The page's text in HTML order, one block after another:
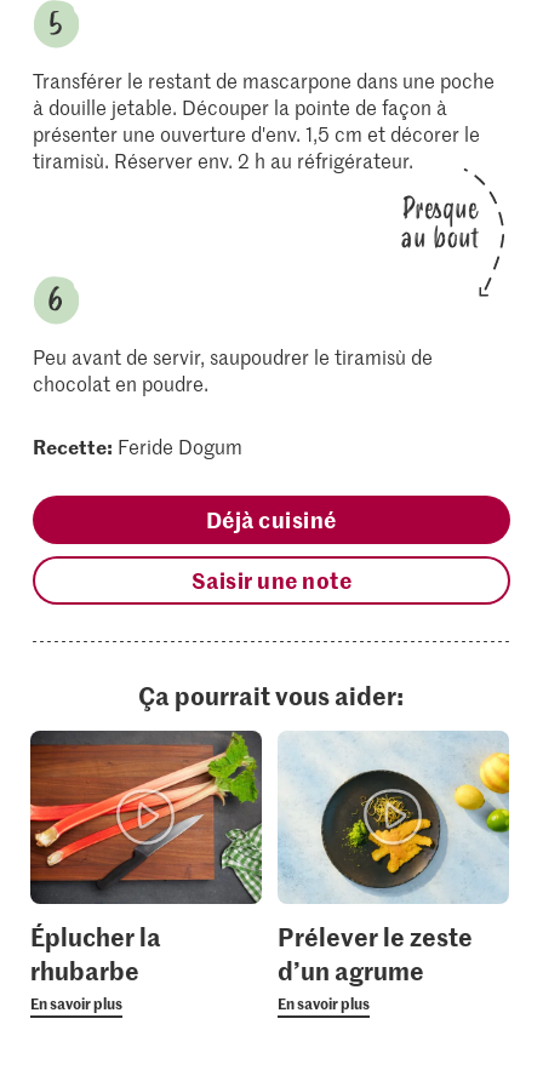
Transférer le restant de mascarpone dans une poche
à douille jetable. Découper la pointe de façon à
présenter une ouverture d'env. 1,5 cm et décorer le
tiramisù. Réserver env. 2 h au réfrigérateur.
Presque
au bout
Peu avant de servir, saupoudrer le tiramisù de
chocolat en poudre.
Recette: Feride Dogum
Déjà cuisiné
Saisir une note
Ça pourrait vous aider:
Éplucher la
rhubarbe
En savoir plus
Prélever le zeste
d’un agrume
En savoir plus